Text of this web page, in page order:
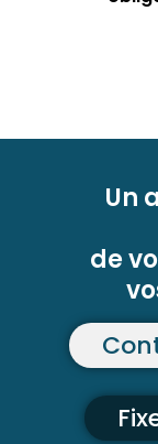
Un
de